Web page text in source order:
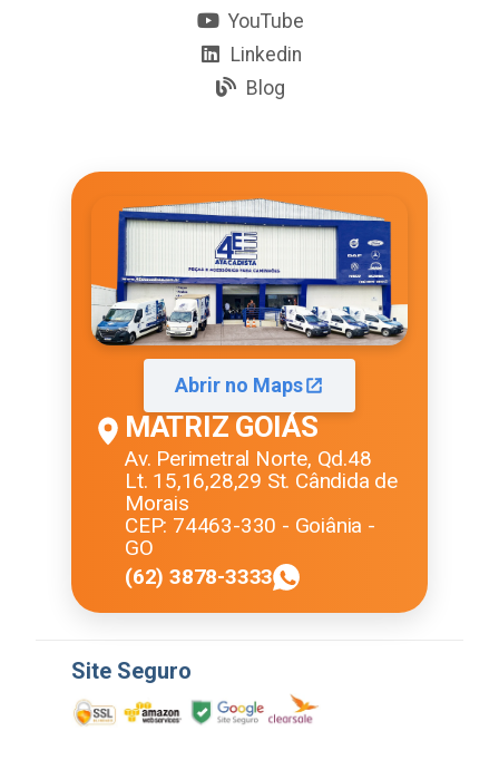
YouTube
Linkedin
Blog
Abrir no Maps
MATRIZ GOIÁS
Av. Perimetral Norte, Qd.48
Lt. 15,16,28,29 St. Cândida de
Morais
CEP: 74463-330 - Goiânia -
GO
(62) 3878-3333
Site Seguro